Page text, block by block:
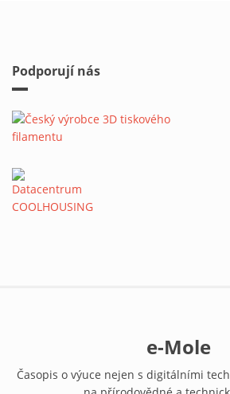
Podporují nás
e-Mole
Časopis o výuce nejen s digitálními